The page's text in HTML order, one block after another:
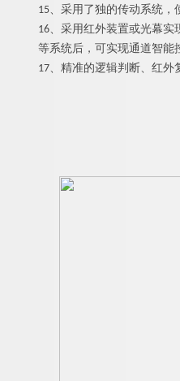
15、采用了独的传动系统
16、采用红外装置或光幕
等系统后，可实现通道智能
17、精准的逻辑判断、红外